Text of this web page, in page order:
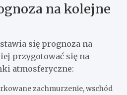
na kolejne
się prognoza na
przygotować się na
atmosferyczne:
zachmurzenie, wschód